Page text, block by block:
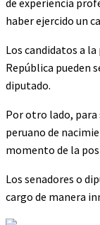
de experiencia
haber ejercido un
Los candidatos a
República pueden
diputado.
Por otro lado, para
peruano de
momento de la
Los senadores o
cargo de manera